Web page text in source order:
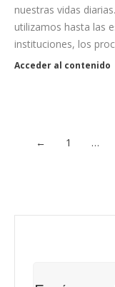
nuestras vidas
utilizamos hasta las
instituciones, los
Acceder al contenido
← 1 …